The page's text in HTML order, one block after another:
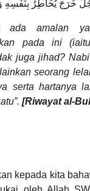
ada amalan
pada ini
juga jihad?
seorang
serta hartanya
[Riwayat al-
kepada kita